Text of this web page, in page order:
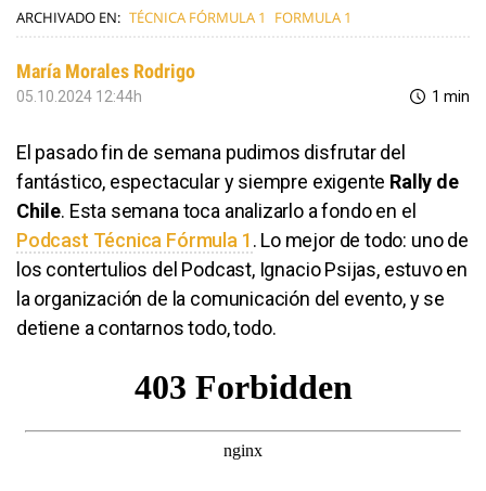
ARCHIVADO EN: TÉCNICA FÓRMULA 1 FORMULA 1
María Morales Rodrigo
05.10.2024 12:44h 1 min
El pasado fin de semana pudimos disfrutar del
fantástico, espectacular y siempre exigente Rally de
Chile. Esta semana toca analizarlo a fondo en el
Podcast Técnica Fórmula 1. Lo mejor de todo: uno de
los contertulios del Podcast, Ignacio Psijas, estuvo en
la organización de la comunicación del evento, y se
detiene a contarnos todo, todo.